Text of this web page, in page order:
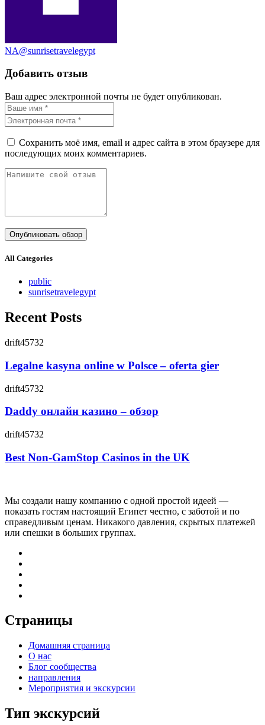
NA@sunrisetravelegypt
Добавить отзыв
Ваш адрес электронной почты не будет опубликован.
Сохранить моё имя, email и адрес сайта в этом браузере для
последующих моих комментариев.
All Categories
public
sunrisetravelegypt
Recent Posts
drift45732
Legalne kasyna online w Polsce – oferta gier
drift45732
Daddy онлайн казино – обзор
drift45732
Best Non-GamStop Casinos in the UK
Мы создали нашу компанию с одной простой идеей —
показать гостям настоящий Египет честно, с заботой и по
справедливым ценам. Никакого давления, скрытых платежей
или спешки в больших группах.
Страницы
Домашняя страница
О нас
Блог сообщества
направления
Мероприятия и экскурсии
Тип экскурсий